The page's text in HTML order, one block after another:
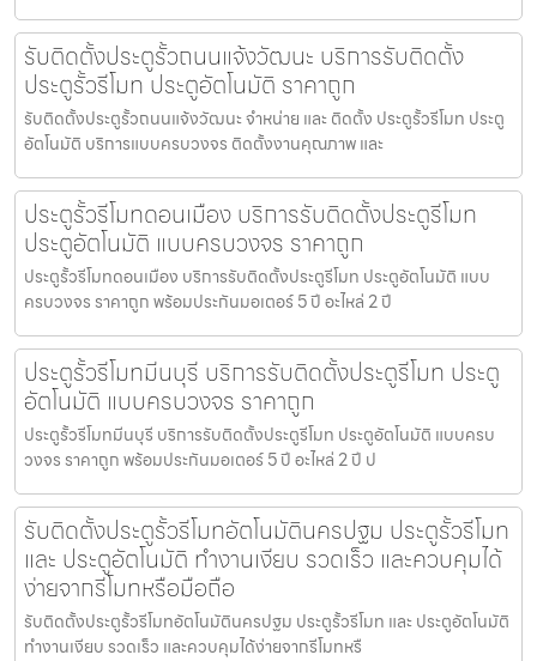
รับติดตั้งประตูรั้วถนนแจ้งวัฒนะ บริการรับติดตั้ง
ประตูรั้วรีโมท ประตูอัตโนมัติ ราคาถูก
รับติดตั้งประตูรั้วถนนแจ้งวัฒนะ จำหน่าย และ ติดตั้ง ประตูรั้วรีโมท ประตู
อัตโนมัติ บริการแบบครบวงจร ติดตั้งงานคุณภาพ และ
ประตูรั้วรีโมทดอนเมือง บริการรับติดตั้งประตูรีโมท
ประตูอัตโนมัติ แบบครบวงจร ราคาถูก
ประตูรั้วรีโมทดอนเมือง บริการรับติดตั้งประตูรีโมท ประตูอัตโนมัติ แบบ
ครบวงจร ราคาถูก พร้อมประกันมอเตอร์ 5 ปี อะไหล่ 2 ปี
ประตูรั้วรีโมทมีนบุรี บริการรับติดตั้งประตูรีโมท ประตู
อัตโนมัติ แบบครบวงจร ราคาถูก
ประตูรั้วรีโมทมีนบุรี บริการรับติดตั้งประตูรีโมท ประตูอัตโนมัติ แบบครบ
วงจร ราคาถูก พร้อมประกันมอเตอร์ 5 ปี อะไหล่ 2 ปี ป
รับติดตั้งประตูรั้วรีโมทอัตโนมัตินครปฐม ประตูรั้วรีโมท
และ ประตูอัตโนมัติ ทำงานเงียบ รวดเร็ว และควบคุมได้
ง่ายจากรีโมทหรือมือถือ
รับติดตั้งประตูรั้วรีโมทอัตโนมัตินครปฐม ประตูรั้วรีโมท และ ประตูอัตโนมัติ
ทำงานเงียบ รวดเร็ว และควบคุมได้ง่ายจากรีโมทหรื